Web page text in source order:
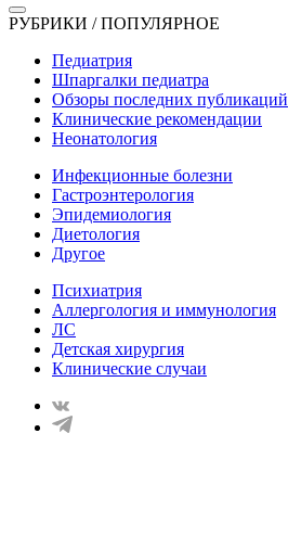
РУБРИКИ / ПОПУЛЯРНОЕ
Педиатрия
Шпаргалки педиатра
Обзоры последних публикаций
Клинические рекомендации
Неонатология
Инфекционные болезни
Гастроэнтерология
Эпидемиология
Диетология
Другое
Психиатрия
Аллергология и иммунология
ЛС
Детская хирургия
Клинические случаи